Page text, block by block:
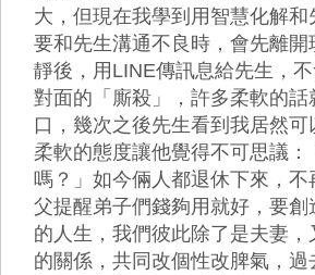
大，但現在我學到用智慧化解和
要和先生溝通不良時，會先離開
靜後，用LINE傳訊息給先生，
對面的「廝殺」，許多柔軟的話
口，幾次之後先生看到我居然可
柔軟的態度讓他覺得不可思議：
嗎？」如今倆人都退休下來，不
父提醒弟子們錢夠用就好，要創
的人生，我們彼此除了是夫妻
的關係，共同改個性改脾氣，過